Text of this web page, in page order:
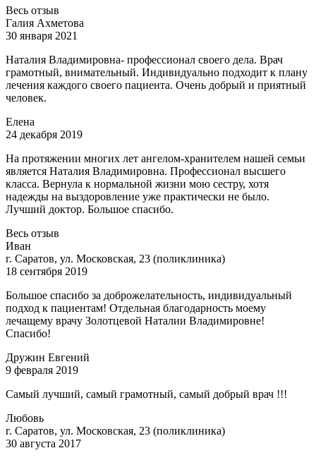
Весь отзыв
Галия Ахметова
30 января 2021
Наталия Владимировна- профессионал своего дела. Врач
грамотный, внимательный. Индивидуально подходит к плану
лечения каждого своего пациента. Очень добрый и приятный
человек.
Елена
24 декабря 2019
На протяжении многих лет ангелом-хранителем нашей семьи
является Наталия Владимировна. Профессионал высшего
класса. Вернула к нормальной жизни мою сестру, хотя
надежды на выздоровление уже практически не было.
Лучший доктор. Большое спасибо.
Весь отзыв
Иван
г. Саратов, ул. Московская, 23 (поликлиника)
18 сентября 2019
Большое спасибо за доброжелательность, индивидуальный
подход к пациентам! Отдельная благодарность моему
лечащему врачу Золотцевой Наталии Владимировне!
Спасибо!
Дружин Евгений
9 февраля 2019
Самый лучший, самый грамотный, самый добрый врач !!!
Любовь
г. Саратов, ул. Московская, 23 (поликлиника)
30 августа 2017